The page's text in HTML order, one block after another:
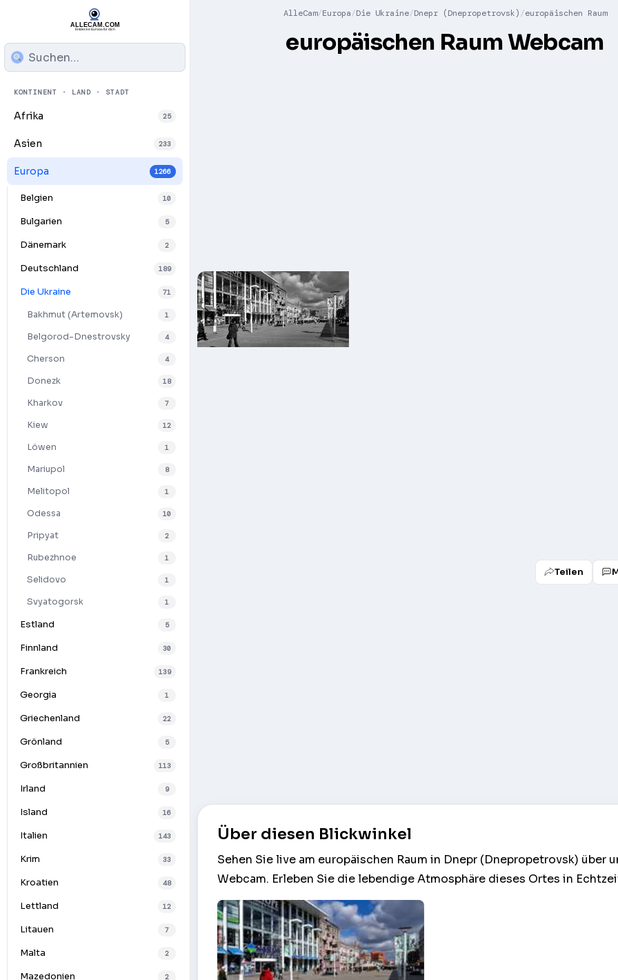
KONTINENT · LAND · STADT
Afrika 25
Asien 233
Europa 1266
Belgien 10
Bulgarien 5
Dänemark 2
Deutschland 189
Die Ukraine 71
Bakhmut (Artemovsk) 1
Belgorod-Dnestrovsky 4
Cherson 4
Donezk 18
Kharkov 7
Kiew 12
Löwen 1
Mariupol 8
Melitopol 1
Odessa 10
Pripyat 2
Rubezhnoe 1
Selidovo 1
Svyatogorsk 1
Estland 5
Finnland 30
Frankreich 139
Georgia 1
Griechenland 22
Grönland 5
Großbritannien 113
Irland 9
Island 16
Italien 143
Krim 33
Kroatien 48
Lettland 12
Litauen 7
Malta 2
Mazedonien 2
AlleCam Europa Die Ukraine Dnepr (Dnepropetrovsk) europäischen Raum
europäischen Raum Webcam
Teilen
Über diesen Blickwinkel
Sehen Sie live am europäischen Raum in Dnepr (Dnepropetrovsk) über
Webcam. Erleben Sie die lebendige Atmosphäre dieses Ortes in